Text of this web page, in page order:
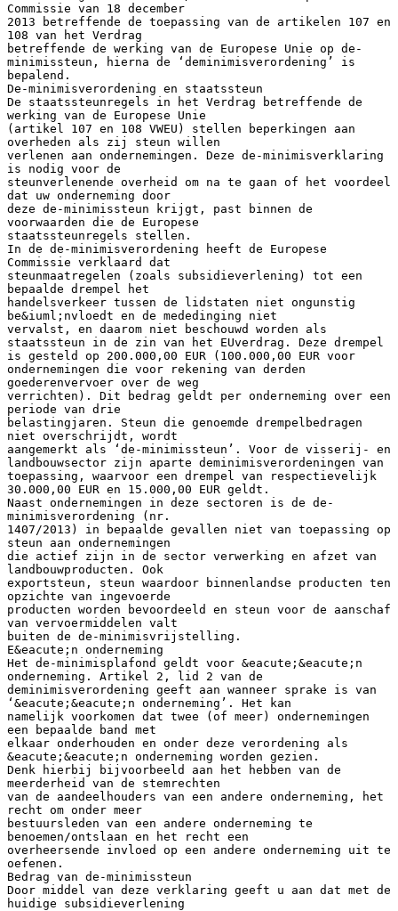
Commissie van 18 december
2013 betreffende de toepassing van de artikelen 107 en
108 van het Verdrag
betreffende de werking van de Europese Unie op de-
minimissteun, hierna de ‘deminimisverordening’ is
bepalend.
De-minimisverordening en staatssteun
De staatssteunregels in het Verdrag betreffende de
werking van de Europese Unie
(artikel 107 en 108 VWEU) stellen beperkingen aan
overheden als zij steun willen
verlenen aan ondernemingen. Deze de-minimisverklaring
is nodig voor de
steunverlenende overheid om na te gaan of het voordeel
dat uw onderneming door
deze de-minimissteun krijgt, past binnen de
voorwaarden die de Europese
staatssteunregels stellen.
In de de-minimisverordening heeft de Europese
Commissie verklaard dat
steunmaatregelen (zoals subsidieverlening) tot een
bepaalde drempel het
handelsverkeer tussen de lidstaten niet ongunstig
be&iuml;nvloedt en de mededinging niet
vervalst, en daarom niet beschouwd worden als
staatssteun in de zin van het EUverdrag. Deze drempel
is gesteld op 200.000,00 EUR (100.000,00 EUR voor
ondernemingen die voor rekening van derden
goederenvervoer over de weg
verrichten). Dit bedrag geldt per onderneming over een
periode van drie
belastingjaren. Steun die genoemde drempelbedragen
niet overschrijdt, wordt
aangemerkt als ‘de-minimissteun’. Voor de visserij- en
landbouwsector zijn aparte deminimisverordeningen van
toepassing, waarvoor een drempel van respectievelijk
30.000,00 EUR en 15.000,00 EUR geldt.
Naast ondernemingen in deze sectoren is de de-
minimisverordening (nr.
1407/2013) in bepaalde gevallen niet van toepassing op
steun aan ondernemingen
die actief zijn in de sector verwerking en afzet van
landbouwproducten. Ook
exportsteun, steun waardoor binnenlandse producten ten
opzichte van ingevoerde
producten worden bevoordeeld en steun voor de aanschaf
van vervoermiddelen valt
buiten de de-minimisvrijstelling.
E&eacute;n onderneming
Het de-minimisplafond geldt voor &eacute;&eacute;n
onderneming. Artikel 2, lid 2 van de
deminimisverordening geeft aan wanneer sprake is van
‘&eacute;&eacute;n onderneming’. Het kan
namelijk voorkomen dat twee (of meer) ondernemingen
een bepaalde band met
elkaar onderhouden en onder deze verordening als
&eacute;&eacute;n onderneming worden gezien.
Denk hierbij bijvoorbeeld aan het hebben van de
meerderheid van de stemrechten
van de aandeelhouders van een andere onderneming, het
recht om onder meer
bestuursleden van een andere onderneming te
benoemen/ontslaan en het recht een
overheersende invloed op een andere onderneming uit te
oefenen.
Bedrag van de-minimissteun
Door middel van deze verklaring geeft u aan dat met de
huidige subsidieverlening